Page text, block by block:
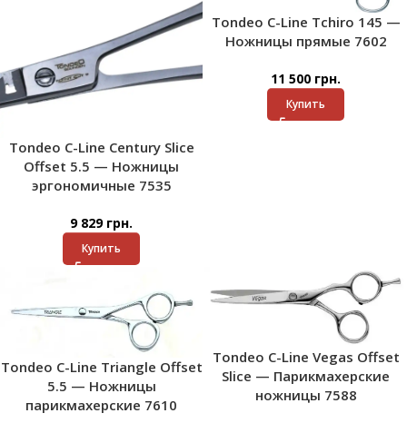
Tondeo C-Line Century Slice
Offset 5.5 — Ножницы
эргономичные 7535
9 829 грн.
Купить
Tondeo C-Line Tchiro 145 —
Ножницы прямые 7602
11 500 грн.
Купить
Tondeo C-Line Triangle Offset
5.5 — Ножницы
парикмахерские 7610
Tondeo C-Line Vegas Offset
Slice — Парикмахерские
ножницы 7588